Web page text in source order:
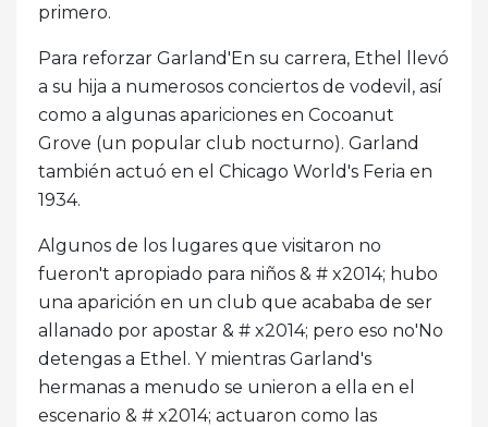
primero.
Para reforzar Garland'En su carrera, Ethel llevó
a su hija a numerosos conciertos de vodevil, así
como a algunas apariciones en Cocoanut
Grove (un popular club nocturno). Garland
también actuó en el Chicago World's Feria en
1934.
Algunos de los lugares que visitaron no
fueron't apropiado para niños & # x2014; hubo
una aparición en un club que acababa de ser
allanado por apostar & # x2014; pero eso no'No
detengas a Ethel. Y mientras Garland's
hermanas a menudo se unieron a ella en el
escenario & # x2014; actuaron como las